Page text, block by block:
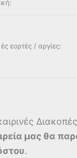
εορτές / αργίες:
Διακοπές
μας θα
.